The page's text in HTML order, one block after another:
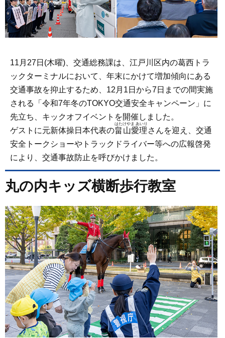
11月27日(木曜)、交通総務課は、江戸川区内の葛西トラ
ックターミナルにおいて、年末にかけて増加傾向にある
交通事故を抑止するため、12月1日から7日までの間実施
される「令和7年冬のTOKYO交通安全キャンペーン」に
先立ち、キックオフイベントを開催しました。
ゲストに元新体操日本代表の畠山愛理
はたけやま あいり
さんを迎え、交通
安全トークショーやトラックドライバー等への広報啓発
により、交通事故防止を呼びかけました。
丸の内キッズ横断歩行教室